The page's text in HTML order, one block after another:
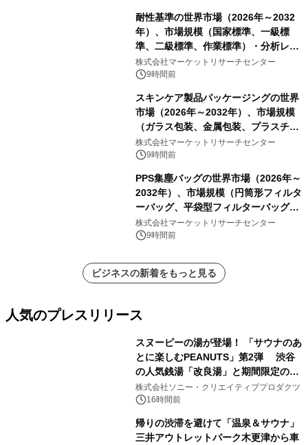
耐性基準の世界市場（2026年～2032
年）、市場規模（国家標準、一級標
準、二級標準、作業標準）・分析レポ
ートを発表
株式会社マーケットリサーチセンター
9時間前
スキンケア製品パッケージングの世界
市場（2026年～2032年）、市場規模
（ガラス包装、金属包装、プラスチッ
ク包装、その他）・分析レポートを発
表
株式会社マーケットリサーチセンター
9時間前
PPS集塵バッグの世界市場（2026年～
2032年）、市場規模（円筒形フィルタ
ーバッグ、平袋型フィルターバッグ、
プリーツフィルターバッグ、その
他）・分析レポートを発表
株式会社マーケットリサーチセンター
9時間前
ビジネスの新着をもっと見る
人気のプレスリリース
スヌーピーの湯が登場！ 「サウナのあ
とに楽しむPEANUTS」第2弾 渋谷
の人気銭湯「改良湯」と期間限定のコ
ラボレーション サウナイキタイコラ
ボグッズも発売決定！
株式会社ソニー・クリエイティブプロダクツ
16時間前
帰りの渋滞を避けて「温泉＆サウナ」
三井アウトレットパーク木更津から車